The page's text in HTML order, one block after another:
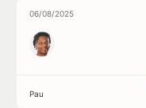
06/08/2025
Pau